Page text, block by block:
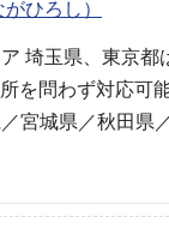
ひろし）
埼玉県、東京都
所を問わず対応
宮城県／秋田県